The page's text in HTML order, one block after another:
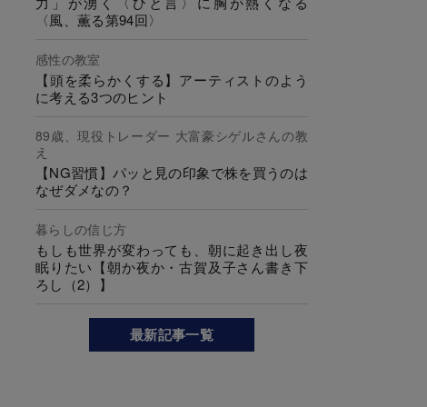
〈風、薫る第94回〉
感性の教室
【頭を柔らかくする】アーティストのよう
に考える3つのヒント
89歳、現役トレーダー 大富豪シゲルさんの教
え
【NG習慣】パッと見の印象で株を買うのは
なぜダメなの？
暮らしの信じ方
もしも世界が変わっても、朝に起き出し夜
眠りたい【朝か夜か・古賀及子さん書き下
ろし（2）】
最新記事一覧